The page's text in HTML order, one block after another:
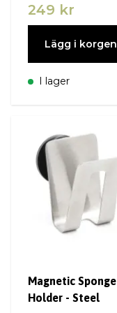
249 kr
Lägg i korgen
I lager
Magnetic Sponge
Holder - Steel